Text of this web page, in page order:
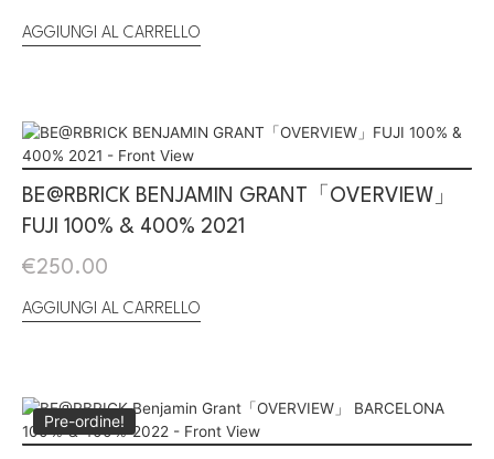
AGGIUNGI AL CARRELLO
BE@RBRICK BENJAMIN GRANT「OVERVIEW」
FUJI 100% & 400% 2021
€250.00
AGGIUNGI AL CARRELLO
Pre-ordine!